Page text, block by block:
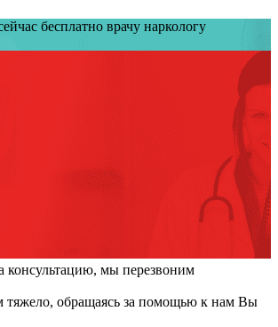
бесплатно врачу наркологу
консультацию, мы перезвоним
тяжело, обращаясь за помощью к нам Вы